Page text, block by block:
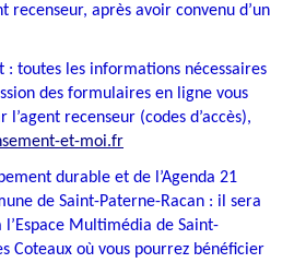
recenseur, après avoir convenu d’un
: toutes les informations nécessaires
des formulaires en ligne vous
recenseur (codes d’accès),
et-moi.fr
durable et de l’Agenda 21
de Saint-Paterne-Racan : il sera
Multimédia de Saint-
Coteaux où vous pourrez bénéficier